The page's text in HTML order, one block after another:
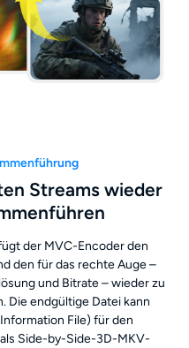
Streams wieder
der MVC-Encoder den
den für das rechte Auge –
und Bitrate – wieder zu
Die endgültige Datei kann
File) für den
Side-by-Side-3D-MKV-